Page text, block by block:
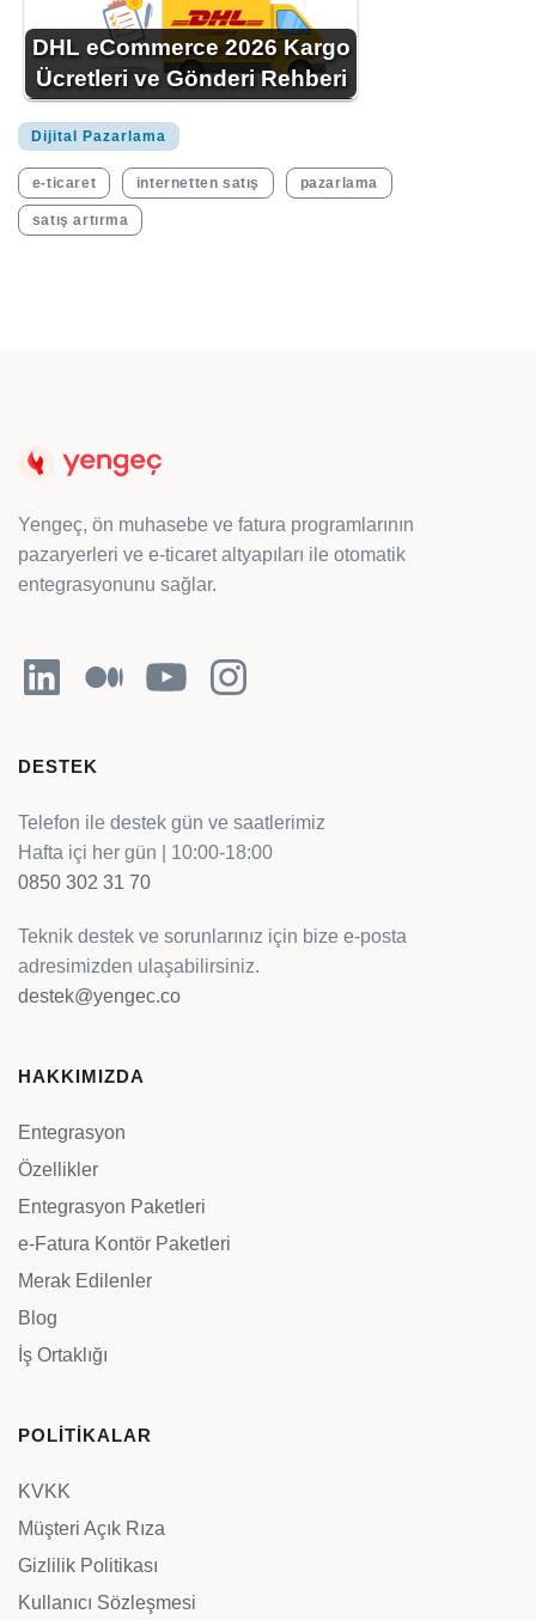
DHL eCommerce 2026 Kargo
Ücretleri ve Gönderi Rehberi
Dijital Pazarlama
e-ticaret internetten satış pazarlama
satış artırma
Yengeç, ön muhasebe ve fatura programlarının
pazaryerleri ve e-ticaret altyapıları ile otomatik
entegrasyonunu sağlar.
LinkedInOrta YouTubeInstagram
DESTEK
Telefon ile destek gün ve saatlerimiz
Hafta içi her gün | 10:00-18:00
0850 302 31 70
Teknik destek ve sorunlarınız için bize e-posta
adresimizden ulaşabilirsiniz.
destek@yengec.co
HAKKIMIZDA
Entegrasyon
Özellikler
Entegrasyon Paketleri
e-Fatura Kontör Paketleri
Merak Edilenler
Blog
İş Ortaklığı
POLİTİKALAR
KVKK
Müşteri Açık Rıza
Gizlilik Politikası
Kullanıcı Sözleşmesi